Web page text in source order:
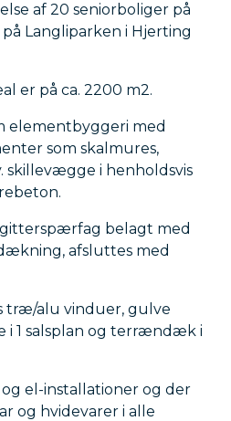
af 20 seniorboliger på
Langliparken i Hjerting
er på ca. 2200 m2.
elementbyggeri med
som skalmures,
i henholdsvis
belagt med
afsluttes med
træ/alu vinduer, gulve
i 1 salsplan og terrændæk i
el-installationer og der
og hvidevarer i alle